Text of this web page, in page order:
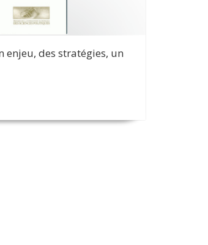
enjeu, des stratégies, un